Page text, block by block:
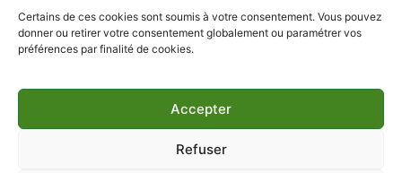
Certains de ces cookies sont soumis à votre consentement. Vous pouvez
donner ou retirer votre consentement globalement ou paramétrer vos
préférences par finalité de cookies.
Accepter
Refuser
Adresse : Quartier d’Affaires Bab Ezzouar
Centre d’appel :3306